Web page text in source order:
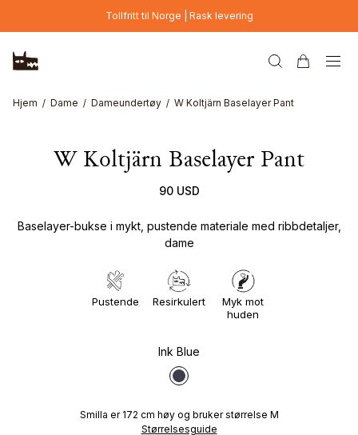
Hopp til hovedinnholdTollfritt til Norge | Rask levering
Hjem Dame Dameundertøy W Koltjärn Baselayer Pant
W Koltjärn Baselayer Pant
90 USD
Baselayer-bukse i mykt, pustende materiale med ribbdetaljer,
dame
Pustende Resirkulert
Myk mot
huden
Ink Blue
Smilla er 172 cm høy og bruker størrelse M
Størrelsesguide